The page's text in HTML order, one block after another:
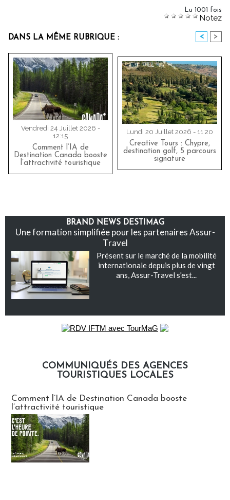
Lu 1001 fois
Notez
DANS LA MÊME RUBRIQUE : < >
Vendredi 24 Juillet 2026 -
12:15
Comment l’IA de
Destination Canada booste
l’attractivité touristique
Lundi 20 Juillet 2026 - 11:20
Creative Tours : Chypre,
destination golf, 5 parcours
signature
BRAND NEWS DESTIMAG
Une formation simplifiée pour les partenaires Assur-
Travel
Présent sur le marché de la mobilité
internationale depuis plus de vingt
ans, Assur-Travel s'est...
COMMUNIQUÉS DES AGENCES
TOURISTIQUES LOCALES
Comment l’IA de Destination Canada booste
l’attractivité touristique